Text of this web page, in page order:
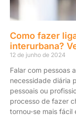
Como fazer
interurbana?
12 de junho de 2024
Falar com pessoas
necessidade diária
pessoais ou
processo de fazer
tornou-se mais fácil